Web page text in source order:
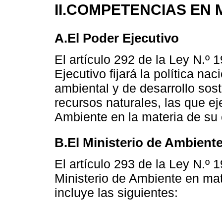
II.COMPETENCIAS EN
A.El Poder Ejecutivo
El artículo 292 de la Ley N.º
Ejecutivo fijará la política
ambiental y de desarrollo
recursos naturales, las que
Ambiente en la materia de su
B.El Ministerio de
El artículo 293 de la Ley N.º
Ministerio de Ambiente en
incluye las siguientes: